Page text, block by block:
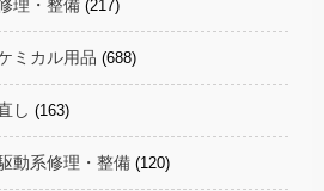
理・整備 (217)
ミカル用品 (688)
し (163)
動系修理・整備 (120)